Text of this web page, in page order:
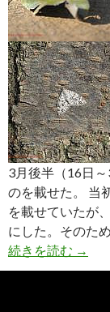
3月後半（16日
のを載せた。 当
を載せていたが
にした。そのた
続きを読む 3
月
→